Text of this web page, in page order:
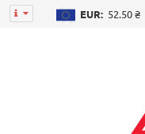
EUR: 52.50 ₴